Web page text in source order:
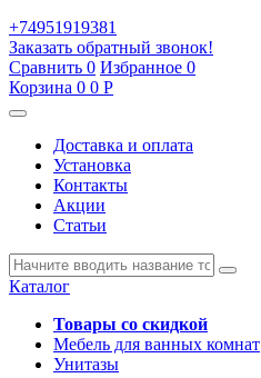
+74951919381
Заказать обратный звонок!
Сравнить 0 Избранное 0
Корзина 0 0 Р
Доставка и оплата
Установка
Контакты
Акции
Статьи
Каталог
Товары со скидкой
Мебель для ванных комнат
Унитазы